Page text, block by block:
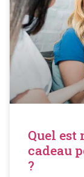
Quel est
cadeau
?